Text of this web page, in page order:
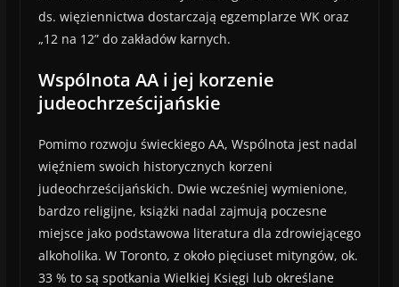
ds. więziennictwa dostarczają egzemplarze WK oraz
„12 na 12” do zakładów karnych.
Wspólnota AA i jej korzenie
judeochrześcijańskie
Pomimo rozwoju świeckiego AA, Wspólnota jest nadal
więźniem swoich historycznych korzeni
judeochrześcijańskich. Dwie wcześniej wymienione,
bardzo religijne, książki nadal zajmują poczesne
miejsce jako podstawowa literatura dla zdrowiejącego
alkoholika. W Toronto, z około pięciuset mityngów, ok.
33 % to są spotkania Wielkiej Księgi lub określane